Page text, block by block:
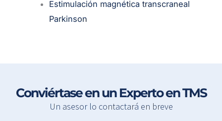
Estimulación magnética transcraneal
Parkinson
Conviértase en un Experto en TMS
Un asesor lo contactará en breve